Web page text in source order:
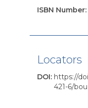
ISBN Number:
Locators
DOI: https://
421-6/bou